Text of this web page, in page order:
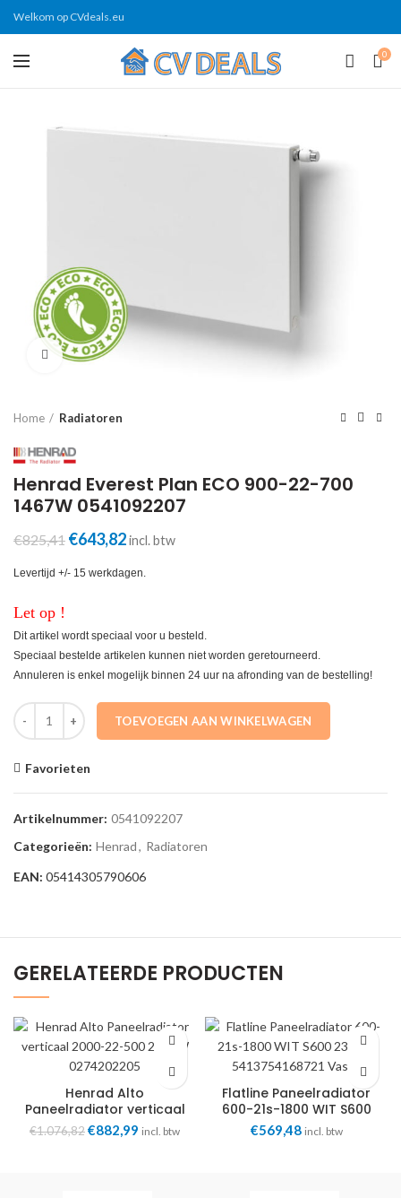
Welkom op CVdeals.eu
0
Click to enlarge
Home Radiatoren
Henrad Everest Plan ECO 900-22-700
1467W 0541092207
€825,41 Oorspronkelijke
was:
€643,82Huidige
is:
incl. btw
Levertijd +/- 15 werkdagen.
Let op !
Dit artikel wordt speciaal voor u besteld.
Speciaal bestelde artikelen kunnen niet worden geretourneerd.
Annuleren is enkel mogelijk binnen 24 uur na afronding van de bestelling!
Henrad Everest Plan ECO 900-22-700 1467W 0541092207 aantal
TOEVOEGEN AAN WINKELWAGEN
Favorieten
Artikelnummer: 0541092207
Categorieën: Henrad, Radiatoren
EAN: 05414305790606
GERELATEERDE PRODUCTEN
Henrad Alto
Paneelradiator verticaal
2000-22-500 2145W
0274202205
€1.076,82Oorspronkelijke
€882,99 Huidige
incl. btw
Flatline Paneelradiator
600-21s-1800 WIT S600
2304W 5413754168721
Vasco
€569,48 incl. btw